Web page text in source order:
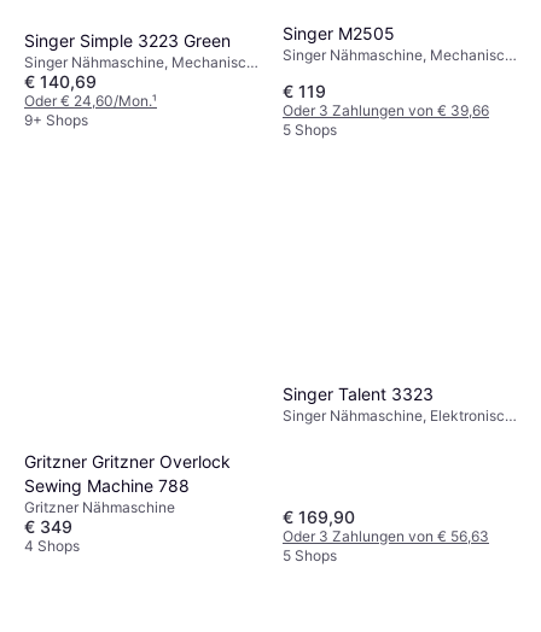
Singer Simple 3223 Green
Singer Nähmaschine, Mechanisch,
23 Stiche
€ 140,69
Oder € 24,60/Mon.¹
9+ Shops
Singer M2505
Singer Nähmaschine, Mechanisch,
€ 119
Oder 3 Zahlungen von € 39,66
5 Shops
Gritzner Gritzner Overlock
Sewing Machine 788
Gritzner Nähmaschine
€ 349
4 Shops
Singer Talent 3323
Singer Nähmaschine, Elektronisch,
€ 169,90
Oder 3 Zahlungen von € 56,63
5 Shops